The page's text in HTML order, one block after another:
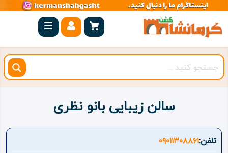
صفحه
اصلی
کرمانشاه
شهرستان
بیستون
سالن زیبایی بانو نظری
تلفن:۰۹۰۱۱۳۰۸۸۶۱